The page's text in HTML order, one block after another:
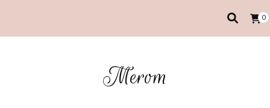
0
Merom